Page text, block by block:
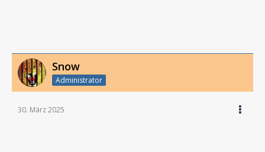
Snow
Administrator
30. März 2025